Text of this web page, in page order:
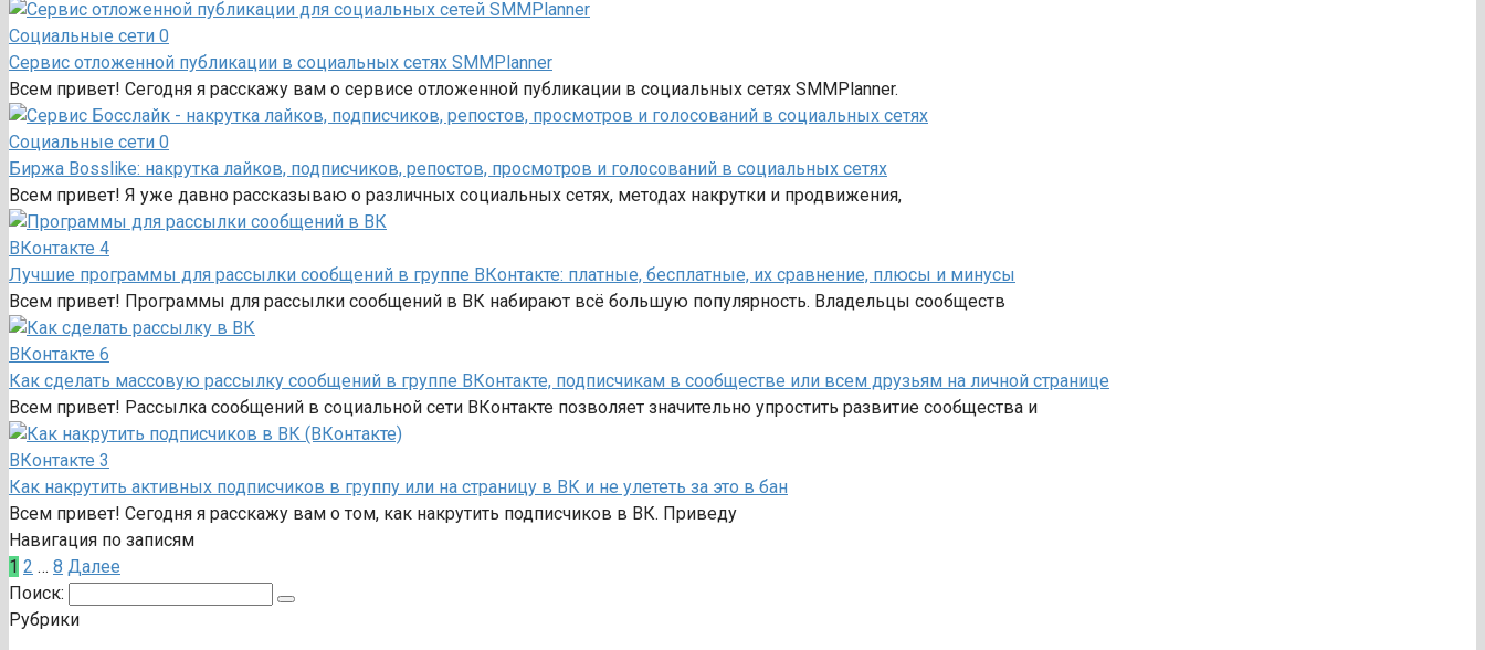
Социальные сети 0
Сервис отложенной публикации в социальных сетях SMMPlanner
Всем привет! Сегодня я расскажу вам о сервисе отложенной публикации в социальных сетях SMMPlanner.
Социальные сети 0
Биржа Bosslike: накрутка лайков, подписчиков, репостов, просмотров и голосований в социальных сетях
Всем привет! Я уже давно рассказываю о различных социальных сетях, методах накрутки и продвижения,
ВКонтакте 4
Лучшие программы для рассылки сообщений в группе ВКонтакте: платные, бесплатные, их сравнение, плюсы и минусы
Всем привет! Программы для рассылки сообщений в ВК набирают всё большую популярность. Владельцы сообществ
ВКонтакте 6
Как сделать массовую рассылку сообщений в группе ВКонтакте, подписчикам в сообществе или всем друзьям на личной странице
Всем привет! Рассылка сообщений в социальной сети ВКонтакте позволяет значительно упростить развитие сообщества и
ВКонтакте 3
Как накрутить активных подписчиков в группу или на страницу в ВК и не улететь за это в бан
Всем привет! Сегодня я расскажу вам о том, как накрутить подписчиков в ВК. Приведу
Навигация по записям
1 2 … 8 Далее
Поиск:
Рубрики